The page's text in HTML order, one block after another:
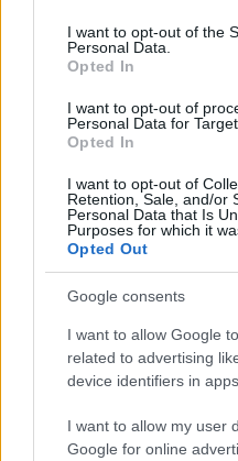
consent section.
I want to opt-out of the
Personal Data.
Opted In
I want to opt-out of
Personal Data for
Opted In
I want to opt-out of
Retention, Sale, and/or
Personal Data that Is
Purposes for which it
Opted Out
Google consents
I want to allow Google
related to advertising
device identifiers in apps.
I want to allow my user
Google for online
Népszerű